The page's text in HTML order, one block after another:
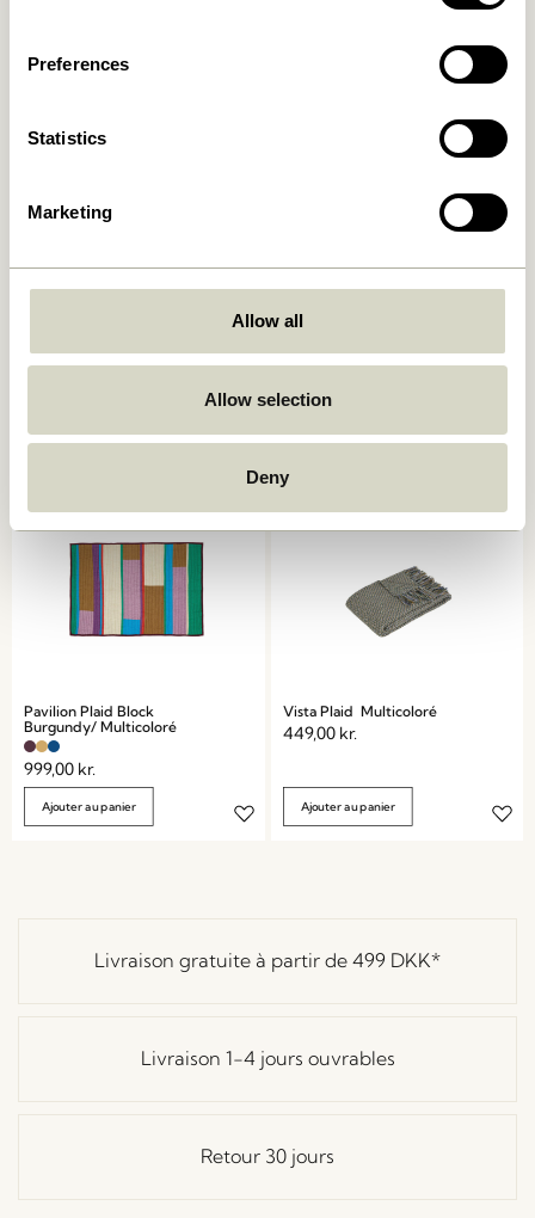
Preferences
Statistics
Marketing
Allow all
Allow selection
Deny
Pavilion Plaid Bande
Pavilion Plaid Block
Burgundy/ Multicoloré
999,00 kr.
Ajouter au panier
Vista Plaid Multicoloré
449,00 kr.
Ajouter au panier
Livraison gratuite à partir de 499 DKK*
Livraison 1-4 jours ouvrables
Retour 30 jours